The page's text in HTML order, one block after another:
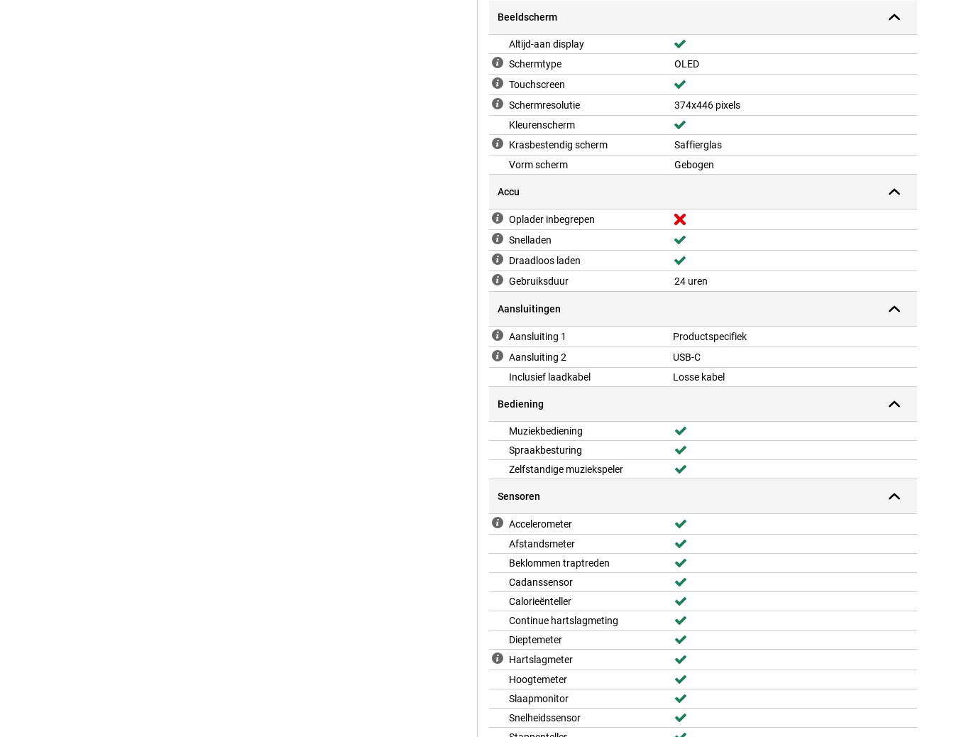
Beeldscherm
Altijd-aan display
Schermtype
OLED
Touchscreen
Schermresolutie
374x446 pixels
Kleurenscherm
Krasbestendig scherm
Saffierglas
Vorm scherm
Gebogen
Accu
Oplader inbegrepen
Snelladen
Draadloos laden
Gebruiksduur
24 uren
Aansluitingen
Aansluiting 1
Productspecifiek
Aansluiting 2
USB-C
Inclusief laadkabel
Losse kabel
Bediening
Muziekbediening
Spraakbesturing
Zelfstandige muziekspeler
Sensoren
Accelerometer
Afstandsmeter
Beklommen traptreden
Cadanssensor
Calorieënteller
Continue hartslagmeting
Dieptemeter
Hartslagmeter
Hoogtemeter
Slaapmonitor
Snelheidssensor